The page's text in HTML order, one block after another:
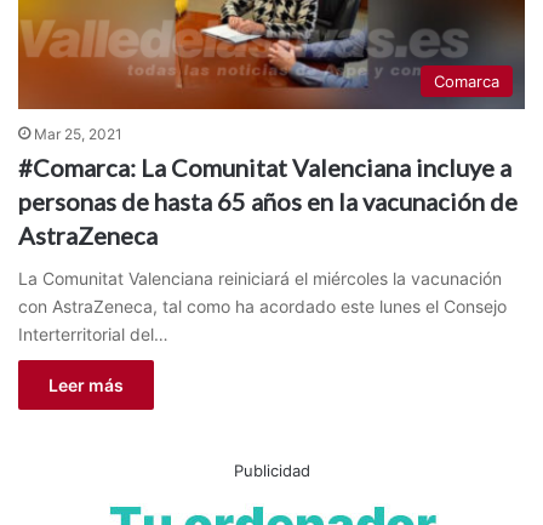
Comarca
Mar 25, 2021
#Comarca: La Comunitat Valenciana incluye a
personas de hasta 65 años en la vacunación de
AstraZeneca
La Comunitat Valenciana reiniciará el miércoles la vacunación
con AstraZeneca, tal como ha acordado este lunes el Consejo
Interterritorial del…
Leer más
Publicidad